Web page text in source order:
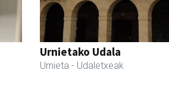
Urnietako Udala
Urnieta - Udaletxeak